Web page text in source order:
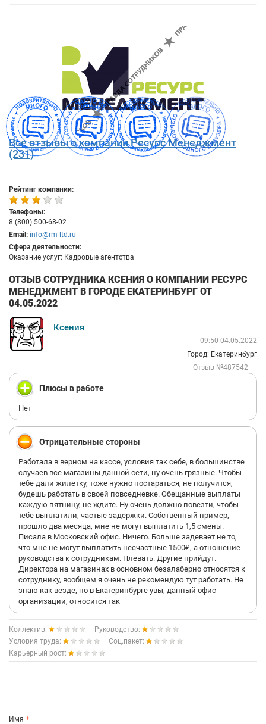
Все отзывы о компании Ресурс Менеджмент
(231)
Рейтинг компании:
Телефоны:
8 (800) 500-68-02
Email: info@rm-ltd.ru
Сфера деятельности:
Оказание услуг: Кадровые агентства
ОТЗЫВ СОТРУДНИКА КСЕНИЯ О КОМПАНИИ РЕСУРС
МЕНЕДЖМЕНТ В ГОРОДЕ ЕКАТЕРИНБУРГ ОТ
04.05.2022
Ксения
09:50 04.05.2022
Город: Екатеринбург
Отзыв №487542
Плюсы в работе
Нет
Отрицательные стороны
Работала в верном на кассе, условия так себе, в большинстве
случаев все магазины данной сети, ну очень грязные. Чтобы
тебе дали жилетку, тоже нужно постараться, не получится,
будешь работать в своей повседневке. Обещанные выплаты
каждую пятницу, не ждите. Ну очень должно повезти, чтобы
тебе выплатили, частые задержки. Собственный пример,
прошло два месяца, мне не могут выплатить 1,5 смены.
Писала в Московский офис. Ничего. Больше задевает не то,
что мне не могут выплатить несчастные 1500₽, а отношение
руководства к сотрудникам. Плевать. Другие прийдут.
Директора на магазинах в основном безалаберно относятся к
сотруднику, вообщем я очень не рекомендую тут работать. Не
знаю как везде, но в Екатеринбурге увы, данный офис
организации, относится так
Коллектив:
Руководство:
Условия труда:
Соц.пакет:
Карьерный рост:
Имя